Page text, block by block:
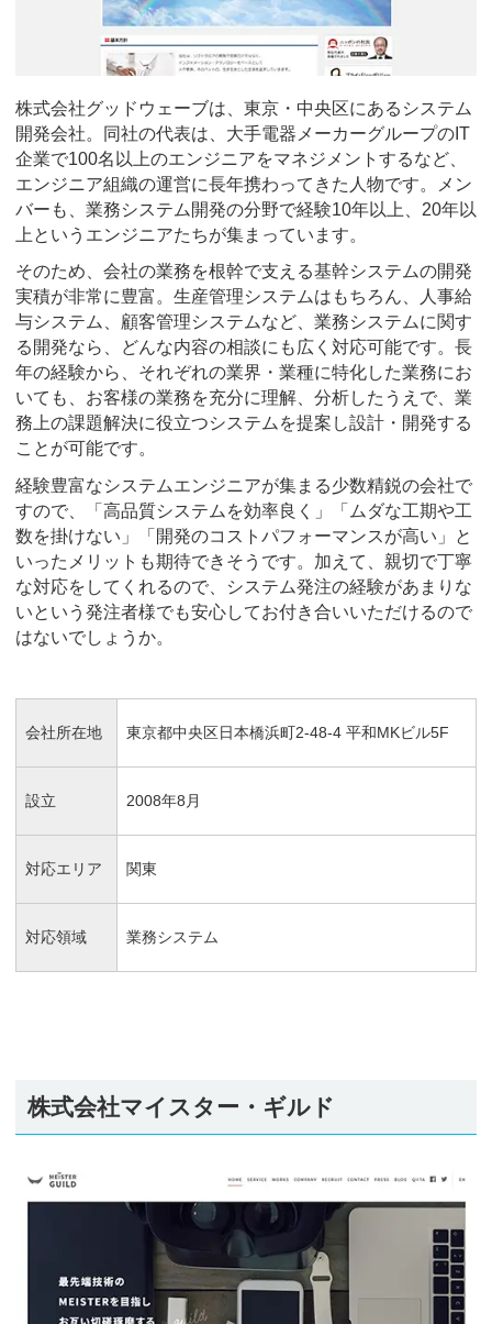
株式会社グッドウェーブは、東京・中央区にあるシステム
開発会社。同社の代表は、大手電器メーカーグループのIT
企業で100名以上のエンジニアをマネジメントするなど、
エンジニア組織の運営に長年携わってきた人物です。メン
バーも、業務システム開発の分野で経験10年以上、20年以
上というエンジニアたちが集まっています。
そのため、会社の業務を根幹で支える基幹システムの開発
実積が非常に豊富。生産管理システムはもちろん、人事給
与システム、顧客管理システムなど、業務システムに関す
る開発なら、どんな内容の相談にも広く対応可能です。長
年の経験から、それぞれの業界・業種に特化した業務にお
いても、お客様の業務を充分に理解、分析したうえで、業
務上の課題解決に役立つシステムを提案し設計・開発する
ことが可能です。
経験豊富なシステムエンジニアが集まる少数精鋭の会社で
すので、「高品質システムを効率良く」「ムダな工期や工
数を掛けない」「開発のコストパフォーマンスが高い」と
いったメリットも期待できそうです。加えて、親切で丁寧
な対応をしてくれるので、システム発注の経験があまりな
いという発注者様でも安心してお付き合いいただけるので
はないでしょうか。
会社所在地 東京都中央区日本橋浜町2-48-4 平和MKビル5F
設立 2008年8月
対応エリア 関東
対応領域 業務システム
株式会社マイスター・ギルド